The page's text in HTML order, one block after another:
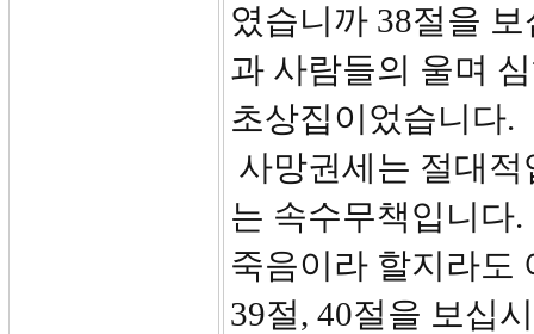
였습니까 38절을
과 사람들의 울며
초상집이었습니다.
사망권세는 절대
는 속수무책입니다
죽음이라 할지라도
39절, 40절을 보십